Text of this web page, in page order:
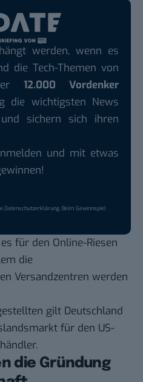
werden, wenn es
die Tech-Themen von
12.000 Vordenker
die wichtigsten News
sichern sich ihren
und mit etwas
Datenschutzerklärung. Beim Gewinnspiel
für den Online-Riesen
die
Versandzentren werden
gilt Deutschland
für den US-
die Gründung